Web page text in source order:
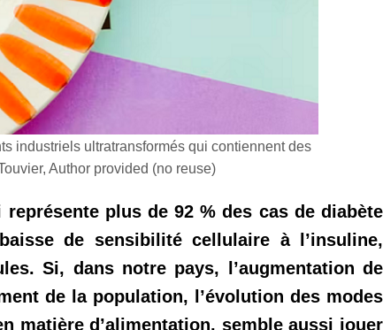
industriels ultratransformés qui contiennent des
Author provided (no reuse)
plus de 92 % des cas de diabète
de sensibilité cellulaire à l’insuline,
Si, dans notre pays, l’augmentation de
de la population, l’évolution des modes
matière d’alimentation, semble aussi jouer